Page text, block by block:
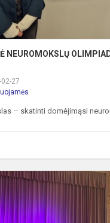
NEUROMOKSLŲ
27
– skatinti domėjimąsi